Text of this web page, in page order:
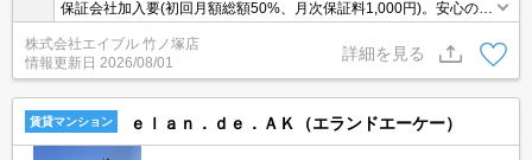
保証会社加入要(初回月額総額50%、月次保証料1,000円)。安心のオ
ートロック。システムキッチン。駅近。宅配ボックスあり。久しぶ
りに空きました。当社オススメの物件。
株式会社エイブル 竹ノ塚店
情報更新日 2026/08/01
詳細を見る
賃貸マンション ｅｌａｎ．ｄｅ．ＡＫ（エランドエーケー）